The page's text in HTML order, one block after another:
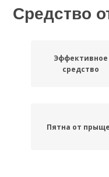
Средство
Эффективное
средство
Пятна от